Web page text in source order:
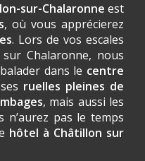
sur-Chalaronne est
, où vous apprécierez
. Lors de vos escales
Chalaronne, nous
dans le centre
ruelles pleines de
, mais aussi les
n’aurez pas le temps
hôtel à Châtillon sur